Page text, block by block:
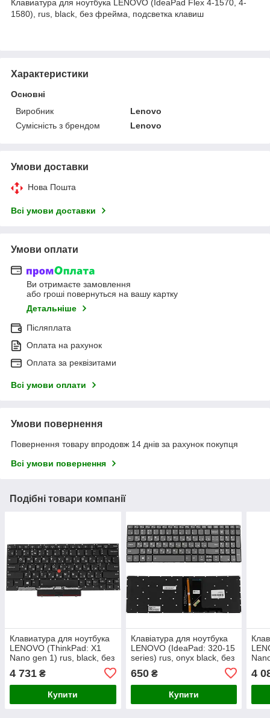
Клавиатура для ноутбука LENOVO (IdeaPad Flex 4-1570, 4-
1580), rus, black, без фрейма, подсветка клавиш
Характеристики
Основні
Виробник
Lenovo
Сумісність з брендом
Lenovo
Умови доставки
Нова Пошта
Всі умови доставки
Умови оплати
Ви отримаєте замовлення
або гроші повернуться на вашу картку
Детальніше
Післяплата
Оплата на рахунок
Оплата за реквізитами
Всі умови оплати
Умови повернення
Повернення товару впродовж 14 днів за рахунок покупця
Всі умови повернення
Подібні товари компанії
Клавиатура для ноутбука
LENOVO (ThinkPad: X1
Nano gen 1) rus, black, без
клавиш
4 731 ₴
Купити
Клавіатура для ноутбука
LENOVO (IdeaPad: 320-15
series) rus, onyx black, без
клавіш
650₴
Купити
4